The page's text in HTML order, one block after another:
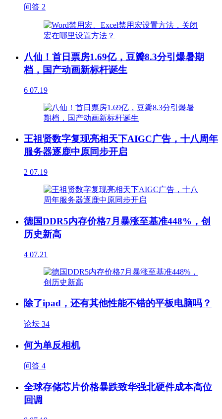
问答 2
八仙！首日票房1.69亿，豆瓣8.3分引爆暑期
档，国产动画新标杆诞生
6 07.19
王祖贤数字复现亮相天下AIGC广告，十八周年
服务器逐鹿中原同步开启
2 07.19
德国DDR5内存价格7月暴涨至基准448%，创
历史新高
4 07.21
除了ipad，还有其他性能不错的平板电脑吗？
论坛 34
何为单反相机
问答 4
全球存储芯片价格暴跌致华强北硬件成本高位
回调